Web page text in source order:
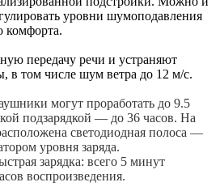
уровни шумоподавления
комфорта.
передачу речи и устраняют
в том числе шум ветра до 12 м/с.
могут проработать до 9.5
подзарядкой — до 36 часов. На
светодиодная полоса —
уровня заряда.
зарядка: всего 5 минут
воспроизведения.